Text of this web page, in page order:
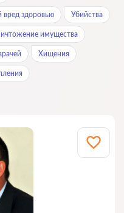
вред здоровью Убийства
имущества
Хищения